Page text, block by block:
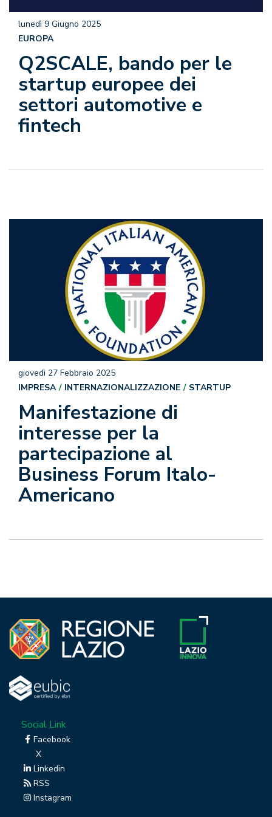
Q2SCALE, bando per le
startup europee dei
settori automotive e
fintech
lunedì 9 Giugno 2025
EUROPA
Manifestazione di
interesse per la
partecipazione al
Business Forum Italo-
Americano
giovedì 27 Febbraio 2025
IMPRESA
INTERNAZIONALIZZAZIONE STARTUP
Social Link
Facebook
X
Linkedin
RSS
Instagram